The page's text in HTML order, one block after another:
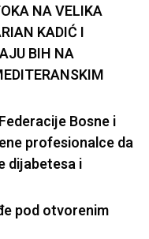
NA VELIKA
KADIĆ I
BIH NA
Bosne i
profesionalce da
dijabetesa i
pod otvorenim